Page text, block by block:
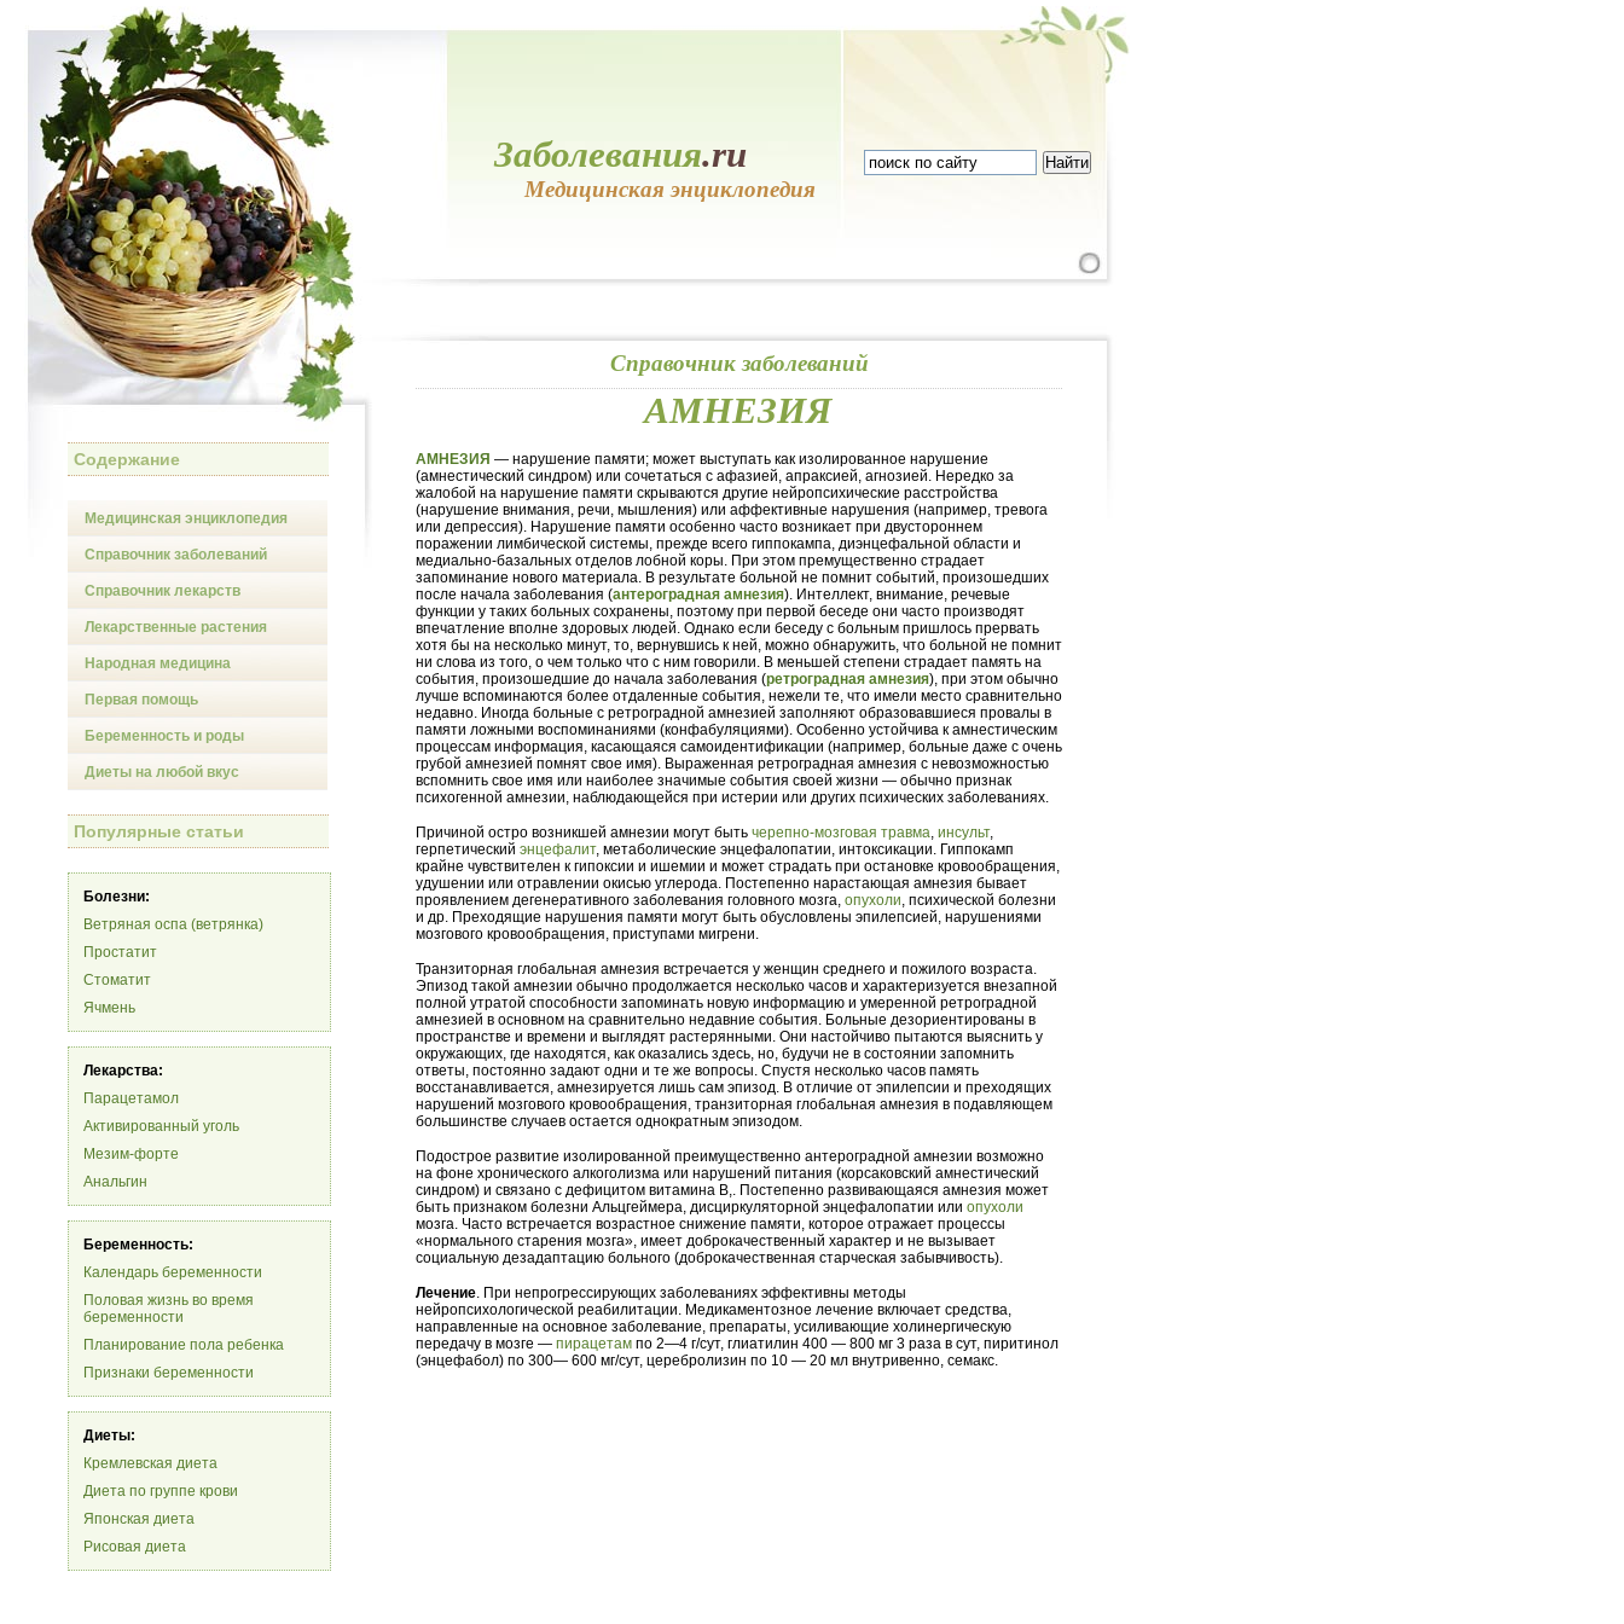
Заболевания.ru
Медицинская энциклопедия
Содержание
Медицинская энциклопедия
Справочник заболеваний
Справочник лекарств
Лекарственные растения
Народная медицина
Первая помощь
Беременность и роды
Диеты на любой вкус
Популярные статьи
Болезни:
Ветряная оспа (ветрянка)
Простатит
Стоматит
Ячмень
Лекарства:
Парацетамол
Активированный уголь
Мезим-форте
Анальгин
Беременность:
Календарь беременности
Половая жизнь во время
беременности
Планирование пола ребенка
Признаки беременности
Диеты:
Кремлевская диета
Диета по группе крови
Японская диета
Рисовая диета
Справочник заболеваний
АМНЕЗИЯ
АМНЕЗИЯ — нарушение памяти; может выступать как изолированное нарушение
(амнестический синдром) или сочетаться с афазией, апраксией, агнозией. Нередко за
жалобой на нарушение памяти скрываются другие нейропсихические расстройства
(нарушение внимания, речи, мышления) или аффективные нарушения (например, тревога
или депрессия). Нарушение памяти особенно часто возникает при двустороннем
поражении лимбической системы, прежде всего гиппокампа, диэнцефальной области и
медиально-базальных отделов лобной коры. При этом премущественно страдает
запоминание нового материала. В результате больной не помнит событий, произошедших
после начала заболевания (антероградная амнезия). Интеллект, внимание, речевые
функции у таких больных сохранены, поэтому при первой беседе они часто производят
впечатление вполне здоровых людей. Однако если беседу с больным пришлось прервать
хотя бы на несколько минут, то, вернувшись к ней, можно обнаружить, что больной не помнит
ни слова из того, о чем только что с ним говорили. В меньшей степени страдает память на
события, произошедшие до начала заболевания (ретроградная амнезия), при этом обычно
лучше вспоминаются более отдаленные события, нежели те, что имели место сравнительно
недавно. Иногда больные с ретроградной амнезией заполняют образовавшиеся провалы в
памяти ложными воспоминаниями (конфабуляциями). Особенно устойчива к амнестическим
процессам информация, касающаяся самоидентификации (например, больные даже с очень
грубой амнезией помнят свое имя). Выраженная ретроградная амнезия с невозможностью
вспомнить свое имя или наиболее значимые события своей жизни — обычно признак
психогенной амнезии, наблюдающейся при истерии или других психических заболеваниях.
Причиной остро возникшей амнезии могут быть черепно-мозговая травма, инсульт,
герпетический энцефалит, метаболические энцефалопатии, интоксикации. Гиппокамп
крайне чувствителен к гипоксии и ишемии и может страдать при остановке кровообращения,
удушении или отравлении окисью углерода. Постепенно нарастающая амнезия бывает
проявлением дегенеративного заболевания головного мозга, опухоли, психической болезни
и др. Преходящие нарушения памяти могут быть обусловлены эпилепсией, нарушениями
мозгового кровообращения, приступами мигрени.
Транзиторная глобальная амнезия встречается у женщин среднего и пожилого возраста.
Эпизод такой амнезии обычно продолжается несколько часов и характеризуется внезапной
полной утратой способности запоминать новую информацию и умеренной ретроградной
амнезией в основном на сравнительно недавние события. Больные дезориентированы в
пространстве и времени и выглядят растерянными. Они настойчиво пытаются выяснить у
окружающих, где находятся, как оказались здесь, но, будучи не в состоянии запомнить
ответы, постоянно задают одни и те же вопросы. Спустя несколько часов память
восстанавливается, амнезируется лишь сам эпизод. В отличие от эпилепсии и преходящих
нарушений мозгового кровообращения, транзиторная глобальная амнезия в подавляющем
большинстве случаев остается однократным эпизодом.
Подострое развитие изолированной преимущественно антероградной амнезии возможно
на фоне хронического алкоголизма или нарушений питания (корсаковский амнестический
синдром) и связано с дефицитом витамина В,. Постепенно развивающаяся амнезия может
быть признаком болезни Альцгеймера, дисциркуляторной энцефалопатии или опухоли
мозга. Часто встречается возрастное снижение памяти, которое отражает процессы
«нормального старения мозга», имеет доброкачественный характер и не вызывает
социальную дезадаптацию больного (доброкачественная старческая забывчивость).
Лечение. При непрогрессирующих заболеваниях эффективны методы
нейропсихологической реабилитации. Медикаментозное лечение включает средства,
направленные на основное заболевание, препараты, усиливающие холинергическую
передачу в мозге — пирацетам по 2—4 г/сут, глиатилин 400 — 800 мг 3 раза в сут, пиритинол
(энцефабол) по 300— 600 мг/сут, церебролизин по 10 — 20 мл внутривенно, семакс.